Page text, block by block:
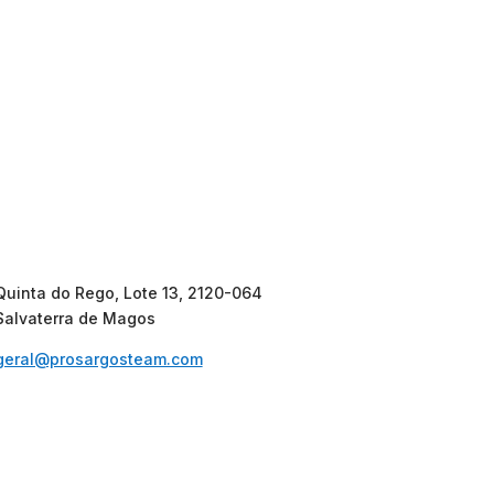
do Rego, Lote 13, 2120-064
de Magos